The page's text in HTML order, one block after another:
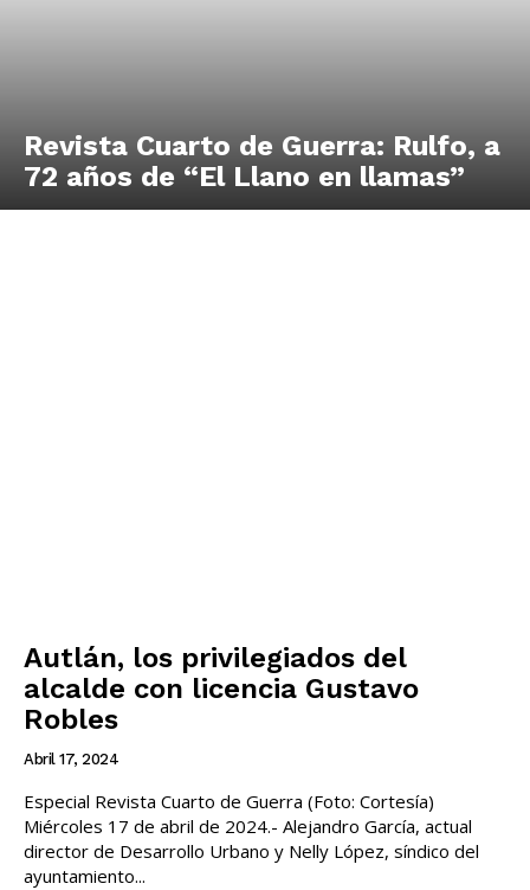
Revista Cuarto de Guerra: Rulfo, a
72 años de “El Llano en llamas”
Autlán, los privilegiados del
alcalde con licencia Gustavo
Robles
Abril 17, 2024
Especial Revista Cuarto de Guerra (Foto: Cortesía)
Miércoles 17 de abril de 2024.- Alejandro García, actual
director de Desarrollo Urbano y Nelly López, síndico del
ayuntamiento...